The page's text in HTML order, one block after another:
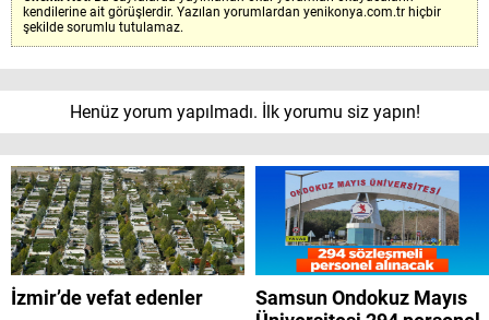
kendilerine ait görüşlerdir. Yazılan yorumlardan yenikonya.com.tr hiçbir
şekilde sorumlu tutulamaz.
Henüz yorum yapılmadı. İlk yorumu siz yapın!
İzmir’de vefat edenler
Samsun Ondokuz Mayıs